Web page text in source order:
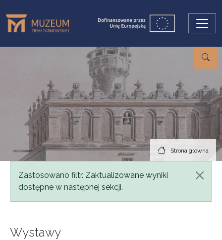
Strona główna
Komunikat
Zastosowano filtr. Zaktualizowane wyniki
dostępne w następnej sekcji.
Wystawy